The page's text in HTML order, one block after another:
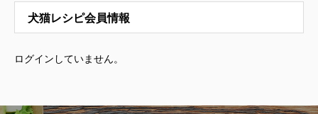
犬猫レシピ会員情報
ログインしていません。